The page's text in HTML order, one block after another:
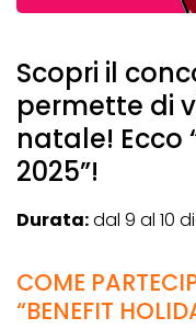
Scopri il
permette di
natale! Ecco
2025”!
Durata:dal 9 al 10
COME
“BENEFIT